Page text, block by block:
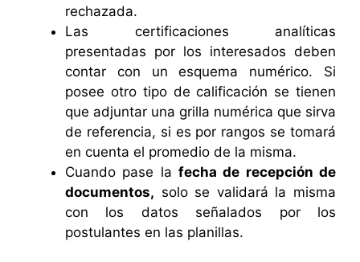
rechazada.
Las certificaciones analíticas
presentadas por los interesados deben
contar con un esquema numérico. Si
posee otro tipo de calificación se tienen
que adjuntar una grilla numérica que sirva
de referencia, si es por rangos se tomará
en cuenta el promedio de la misma.
Cuando pase la fecha de recepción de
documentos, solo se validará la misma
con los datos señalados por los
postulantes en las planillas.